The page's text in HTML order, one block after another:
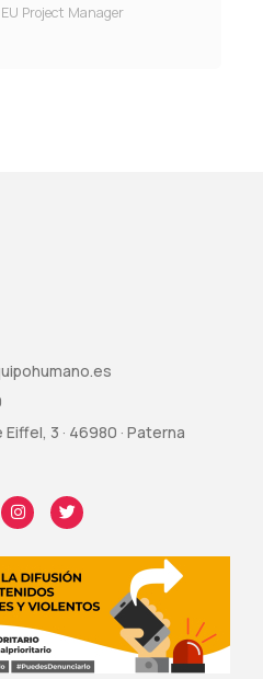
EU Project Manager
3 · 46980 · Paterna